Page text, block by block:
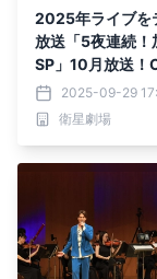
2025年ライブを
放送「5夜連続！
SP」10月放送！
場
2025-09-29
衛星劇場